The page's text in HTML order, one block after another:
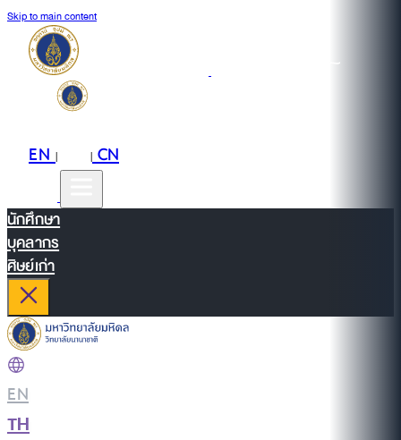
Skip to main content
EN| |CN
นักศึกษา
บุคลากร
ศิษย์เก่า
EN
TH